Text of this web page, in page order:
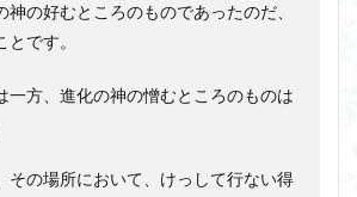
神の好むところのものであったのだ、
とです。
一方、進化の神の憎むところのものは
その場所において、けっして行ない得